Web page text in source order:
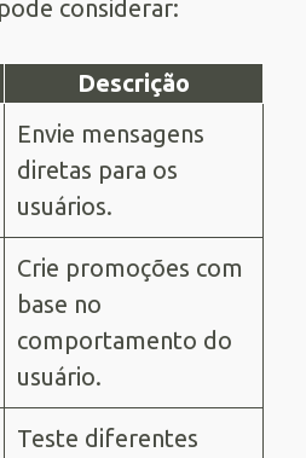
considerar:
Descrição
Envie mensagens
diretas para os
usuários.
Crie promoções com
base no
comportamento do
usuário.
Teste diferentes